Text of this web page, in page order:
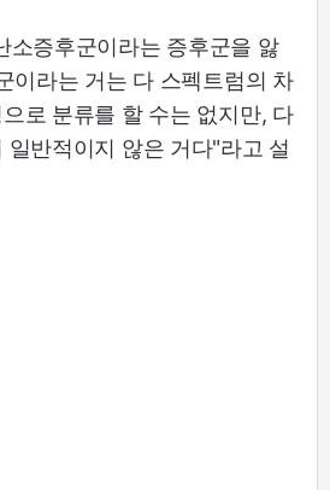
소증후군이라는 증후군을 앓
이라는 거는 다 스펙트럼의 차
로 분류를 할 수는 없지만, 다
일반적이지 않은 거다"라고 설